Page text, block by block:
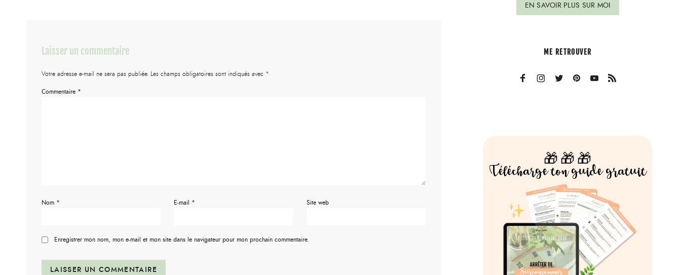
Laisser un commentaire
Votre adresse e-mail ne sera pas publiée. Les champs obligatoires sont indiqués avec *
Commentaire *
Nom * E-mail * Site web
Enregistrer mon nom, mon e-mail et mon site dans le navigateur pour mon prochain commentaire.
EN SAVOIR PLUS SUR MOI
ME RETROUVER